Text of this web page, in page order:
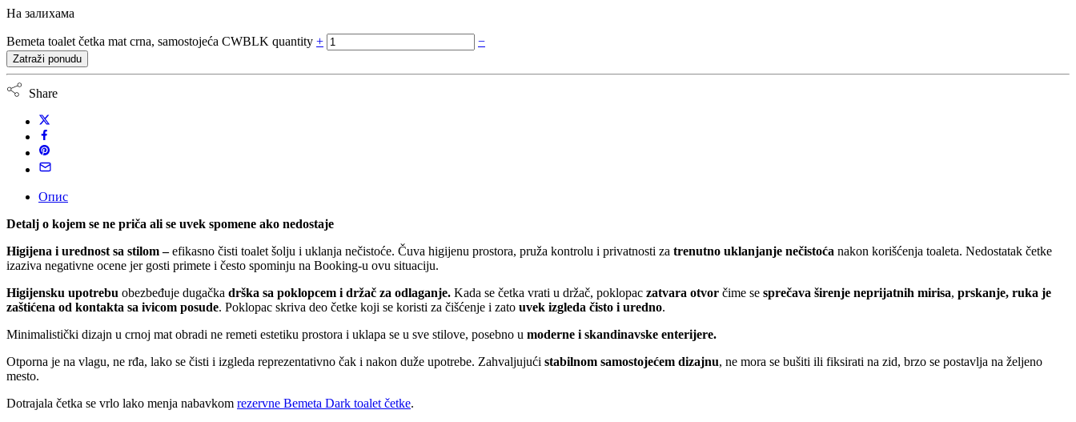
На залихама
Bemeta toalet četka mat crna, samostojeća CWBLK quantity + −
Zatraži ponudu
Share
Опис
Detalj o kojem se ne priča ali se uvek spomene ako nedostaje
Higijena i urednost sa stilom –efikasno čisti toalet šolju i uklanja nečistoće. Čuva higijenu prostora, pruža kontrolu i privatnosti za trenutno uklanjanje nečistoća nakon korišćenja toaleta. Nedostatak četke
izaziva negativne ocene jer gosti primete i često spominju na Booking-u ovu situaciju.
Higijensku upotrebu obezbeđuje dugačka drška sa poklopcem i držač za odlaganje. Kada se četka vrati u držač, poklopac zatvara otvor čime se sprečava širenje neprijatnih mirisa, prskanje, ruka je
zaštićena od kontakta sa ivicom posude. Poklopac skriva deo četke koji se koristi za čišćenje i zato uvek izgleda čisto i uredno.
Minimalistički dizajn u crnoj mat obradi ne remeti estetiku prostora i uklapa se u sve stilove, posebno u moderne i skandinavske enterijere.
Otporna je na vlagu, ne rđa, lako se čisti i izgleda reprezentativno čak i nakon duže upotrebe. Zahvaljujući stabilnom samostojećem dizajnu, ne mora se bušiti ili fiksirati na zid, brzo se postavlja na željeno
mesto.
Dotrajala četka se vrlo lako menja nabavkom rezervne Bemeta Dark toalet četke.